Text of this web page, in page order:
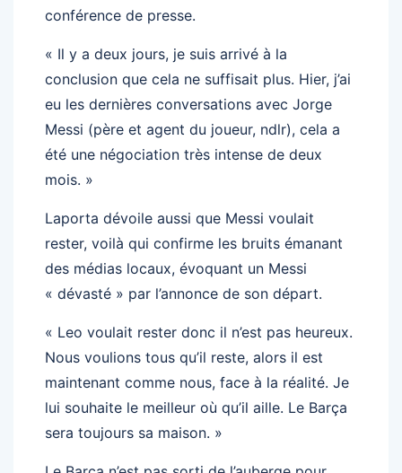
conférence de presse.
« Il y a deux jours, je suis arrivé à la
conclusion que cela ne suffisait plus. Hier, j’ai
eu les dernières conversations avec Jorge
Messi (père et agent du joueur, ndlr), cela a
été une négociation très intense de deux
mois. »
Laporta dévoile aussi que Messi voulait
rester, voilà qui confirme les bruits émanant
des médias locaux, évoquant un Messi
« dévasté » par l’annonce de son départ.
« Leo voulait rester donc il n’est pas heureux.
Nous voulions tous qu’il reste, alors il est
maintenant comme nous, face à la réalité. Je
lui souhaite le meilleur où qu’il aille. Le Barça
sera toujours sa maison. »